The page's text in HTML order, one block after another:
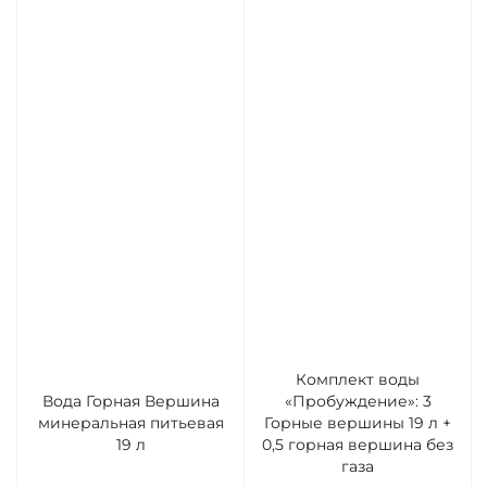
Вода Горная Вершина
минеральная питьевая
19 л
Комплект воды
«Пробуждение»: 3
Горные вершины 19 л +
0,5 горная вершина без
газа